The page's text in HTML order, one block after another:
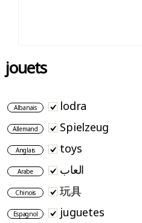
jouets
Albanais lodra
Allemand Spielzeug
Anglais toys
Arabe العاب
Chinois 玩具
Espagnol juguetes